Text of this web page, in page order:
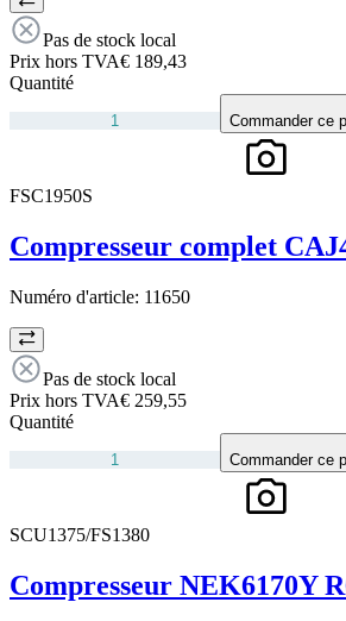
Pas de stock local
Prix hors TVA€ 189,43
Quantité
Commander ce
FSC1950S
Compresseur complet
Numéro d'article: 11650
Pas de stock local
Prix hors TVA€ 259,55
Quantité
Commander ce
SCU1375/FS1380
Compresseur NEK6170Y